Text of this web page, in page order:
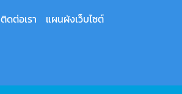
ติดต่อเรา
แผนผังเว็บไซต์